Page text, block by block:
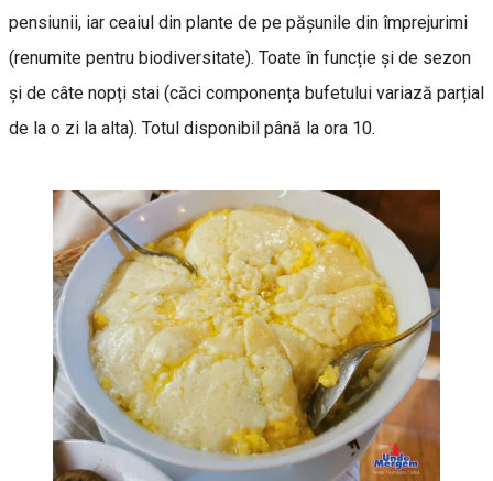
pensiunii, iar ceaiul din plante de pe pășunile din împrejurimi
(renumite pentru biodiversitate). Toate în funcție și de sezon
și de câte nopți stai (căci componența bufetului variază parțial
de la o zi la alta). Totul disponibil până la ora 10.